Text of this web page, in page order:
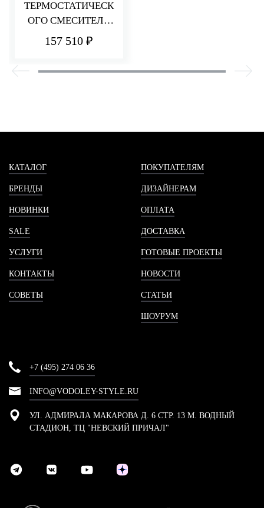
ТЕРМОСТАТИЧЕСК
ОГО СМЕСИТЕЛЯ
ДЛЯ ДУША НА 6
157 510 ₽
КАТАЛОГ
БРЕНДЫ
НОВИНКИ
SALE
УСЛУГИ
КОНТАКТЫ
СОВЕТЫ
ПОКУПАТЕЛЯМ
ДИЗАЙНЕРАМ
ОПЛАТА
ДОСТАВКА
ГОТОВЫЕ ПРОЕКТЫ
НОВОСТИ
СТАТЬИ
ШОУРУМ
+7 (495) 274 06 36
INFO@VODOLEY-STYLE.RU
УЛ. АДМИРАЛА МАКАРОВА Д. 6 СТР. 13 М. ВОДНЫЙ
СТАДИОН, ТЦ "НЕВСКИЙ ПРИЧАЛ"